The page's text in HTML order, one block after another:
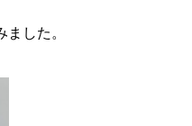
した。